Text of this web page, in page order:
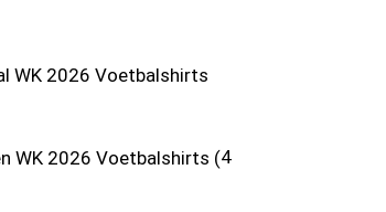
WK 2026 Voetbalshirts
WK 2026 Voetbalshirts 4